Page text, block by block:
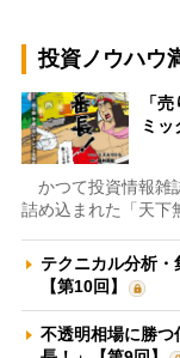
投資ノウハウ
「
ミッ
かつて投資情報雑
詰め込まれた「天下
テクニカル分析
【第10回】
不透明相場に勝